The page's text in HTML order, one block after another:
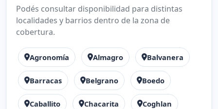
Podés consultar disponibilidad para distintas
localidades y barrios dentro de la zona de
cobertura.
Agronomía Almagro Balvanera
Barracas Belgrano Boedo
Caballito Chacarita Coghlan